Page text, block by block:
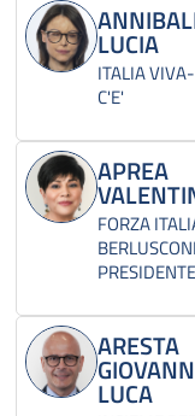
LUCIA
ITALIA
C'E'
APREA
FORZA
BERLUSCONI
PRESIDENTE
ARESTA
LUCA